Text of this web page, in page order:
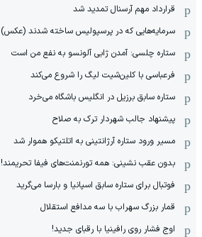
قرارداد مهم آرسنال تمدید شد
سرمایه‌هایی که در پرسپولیس ساخته شدند (عکس)
ستاره چلسی: آمدن ژابی آلونسو به نفع من است
فرعباسی با کلین‌شیت لیگ را شروع می‌کند
ستاره سابق برزیل در انگلیس باشگاه می‌خرد
پیشنهاد جالب شهردار ترک به صلاح
مسیر ورود ستاره آرژانتینی به اتلتیکو هموار شد
بدون عقب نشینی: همه تورنمنت‌های فیفا تحریمند!
فوتبال برای ستاره سابق اسپانیا و بارسا می‌گرید
قمار بزرگ سهراب با سه مدافع استقلال
اوج فشار روی رافینیا با رقبای جدید!